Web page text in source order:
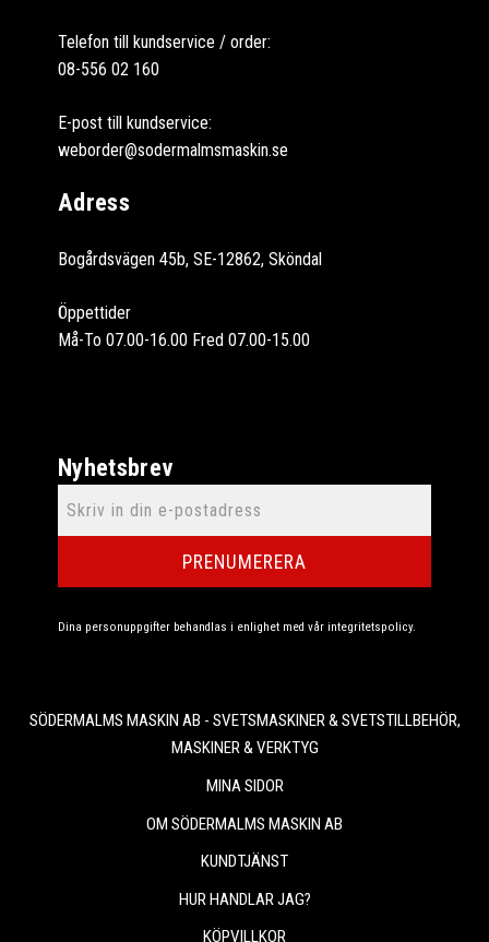
Telefon till kundservice / order:
08-556 02 160
E-post till kundservice:
weborder@sodermalmsmaskin.se
Adress
Bogårdsvägen 45b, SE-12862, Sköndal
Öppettider
Må-To 07.00-16.00 Fred 07.00-15.00
Nyhetsbrev
PRENUMERERA
Dina personuppgifter behandlas i enlighet med vår integritetspolicy.
SÖDERMALMS MASKIN AB - SVETSMASKINER & SVETSTILLBEHÖR,
MASKINER & VERKTYG
MINA SIDOR
OM SÖDERMALMS MASKIN AB
KUNDTJÄNST
HUR HANDLAR JAG?
KÖPVILLKOR